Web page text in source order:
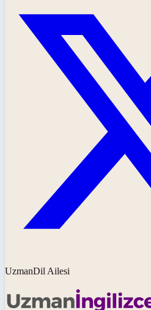
UzmanDil Ailesi